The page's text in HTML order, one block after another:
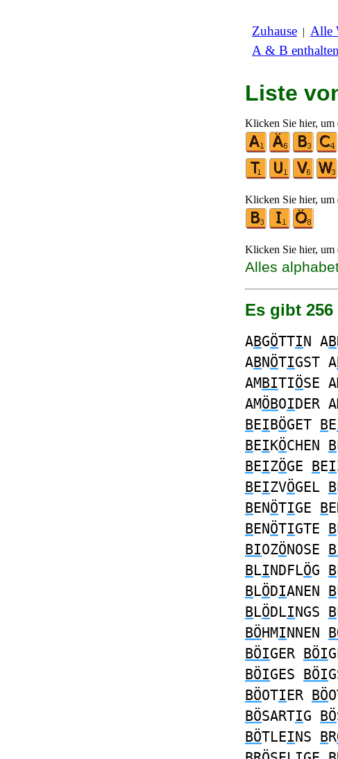
Zuhause | Alle
A & B enthalten
Liste
Klicken Sie hier, um
Klicken Sie hier, um
Klicken Sie hier, um
Alles
Es gibt
ABGÖTTIN AB
ABNÖTIGST A
AMBITIÖSE
AMÖBOIDER
BEIBÖGET BE
BEIKÖCHEN B
BEIZÖGE BEI
BEIZVÖGEL B
BENÖTIGE B
BENÖTIGTE B
BIOZÖNOSE
BLINDFLÖG B
BLÖDIANEN B
BLÖDLINGS B
BÖHMINNEN
BÖIGER BÖI
BÖIGES BÖI
BÖOTIER BÖ
BÖSARTIG BÖ
BÖTLEINS BR